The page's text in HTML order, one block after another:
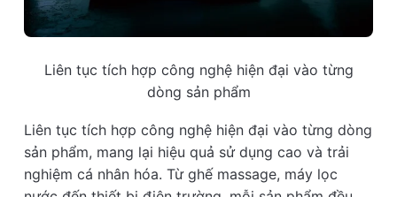
Liên tục tích hợp công nghệ hiện đại vào từng
dòng sản phẩm
Liên tục tích hợp công nghệ hiện đại vào từng dòng
sản phẩm, mang lại hiệu quả sử dụng cao và trải
nghiệm cá nhân hóa. Từ ghế massage, máy lọc